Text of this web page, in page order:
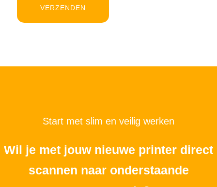
Start met slim en veilig werken
Wil je met jouw nieuwe printer direct
scannen naar onderstaande